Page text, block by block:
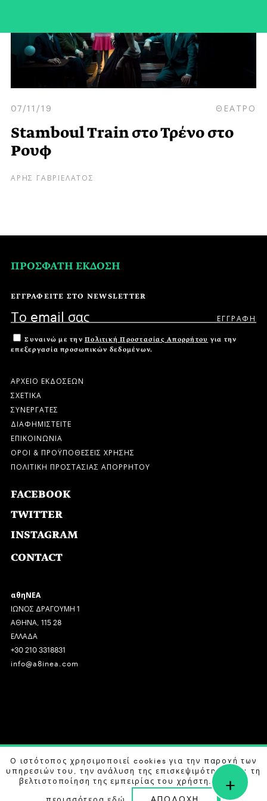
07/11/19 ΘΕΑΤΡΟ
Stamboul Train στο Τρένο στο
Ρουφ
ΑΡΗΣ ΓΑΒΡΙΕΛΑΤΟΣ
ΠΡΟΣΦΑΤΗ ΕΚΔΟΣΗ
ΕΓΓΡΑΦΕΙΤΕ ΣΤΟ NEWSLETTER
Συναινώ με την Πολιτική Προστασίας Απορρήτου για την
επεξεργασία προσωπικών δεδομένων.
ΑΡΧΕΙΟ ΕΚΔΟΣΕΩΝ
ΣΧΕΤΙΚΑ
ΣΥΝΕΡΓΑΤΕΣ
ΔΙΑΦΗΜΙΣΤΕΙΤΕ
ΕΠΙΚΟΙΝΩΝΙΑ
ΟΡΟΙ & ΠΡΟΫΠΟΘΕΣΕΙΣ ΧΡΗΣΗΣ
ΠΟΛΙΤΙΚΗ ΠΡΟΣΤΑΣΙΑΣ ΑΠΟΡΡΗΤΟΥ
FACEBOOK
TWITTER
INSTAGRAM
CONTACT
αθηΝΕΑ
ΙΩΝΟΣ ΔΡΑΓΟΥΜΗ 1
ΑΘΗΝΑ, 115 28
ΕΛΛΑΔΑ
+30 210 3318831
info@a8inea.com
COPYRIGHT © 2026 αθηΝΕΑ, ALL RIGHTS RESERVED.
DESIGN BY G DESIGN STUDIO. DEVELOPED BYB LABS
Ο ιστότοπος χρησιμοποιεί cookies για την παροχή των
υπηρεσιών του, την ανάλυση της επισκεψιμότητας και τη
βελτιστοποίηση της εμπειρίας του χρήστη. Μάθετε
περισσότεραεδώ ΑΠΟΔΟΧΗ
+